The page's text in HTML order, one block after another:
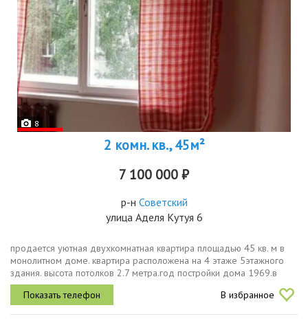
8
2 комн. кв., 45м²
7 100 000 ₽
р-н Советский
улица Аделя Кутуя 6
продается уютная двухкомнатная квартира площадью 45 кв. м в
монолитном доме. квартира расположена на 4 этаже 5этажного
здания. высота потолков 2.7 метра.год постройки дома 1969.в
квартире сделан косметический ремонт, она полностью готова к...
В избранное